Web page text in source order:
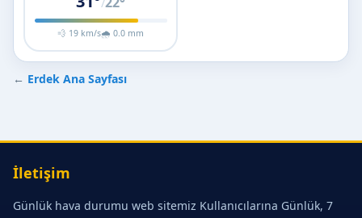
💨 19 km/s🌧 0.0 mm
← Erdek Ana Sayfası
İletişim
Günlük hava durumu web sitemiz Kullanıcılarına Günlük, 7